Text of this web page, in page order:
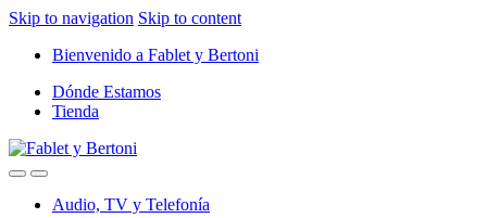
Skip to navigation Skip to content
Bienvenido a Fablet y Bertoni
Dónde Estamos
Tienda
Audio, TV y Telefonía